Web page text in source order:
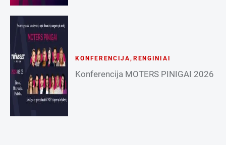
KONFERENCIJA, RENGINIAI
Konferencija MOTERS PINIGAI 2026